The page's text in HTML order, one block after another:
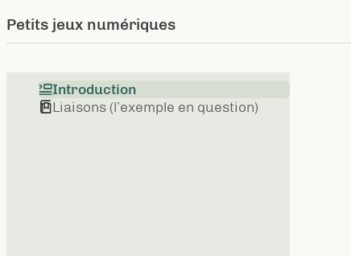
Petits jeux numériques
Introduction
Liaisons (l’exemple en question)